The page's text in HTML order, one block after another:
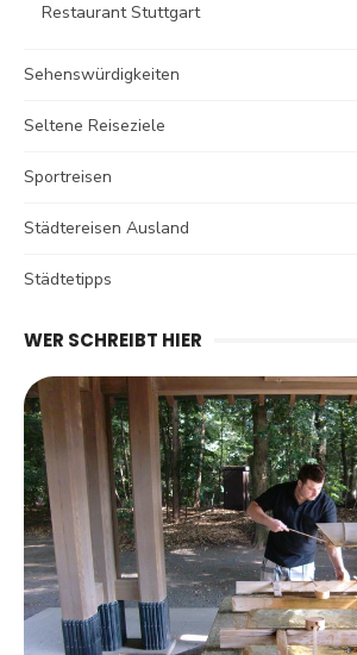
Restaurant Stuttgart
Sehenswürdigkeiten
Seltene Reiseziele
Sportreisen
Städtereisen Ausland
Städtetipps
WER SCHREIBT HIER